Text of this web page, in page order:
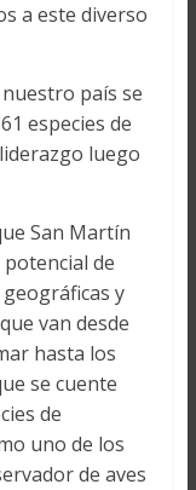
a este diverso
país se
especies de
luego
San Martín
de
y
van desde
hasta los
se cuente
de
uno de los
de aves